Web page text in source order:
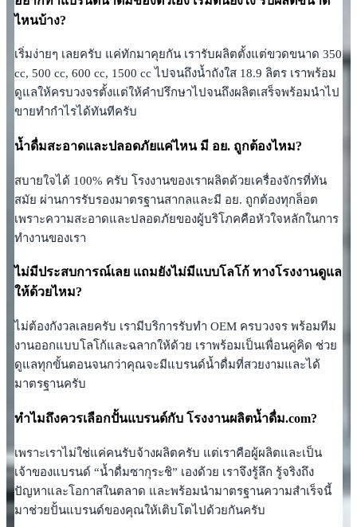
ไหนบ้าง?
เริ่มง่ายๆ เลยครับ แค่ทักมาคุยกัน เรารับผลิตตั้งแต่ขวดขนาด 350
cc, 500 cc, 600 cc, 1500 cc ไปจนถึงน้ำถังใส 18.9 ลิตร เราพร้อม
ดูแลให้ครบวงจรตั้งแต่ให้คำปรึกษาไปจนถึงผลิตเสร็จพร้อมนำไป
ขายทำกำไรได้ทันทีครับ
น้ำดื่มสะอาดและปลอดภัยแค่ไหน มี อย. ถูกต้องไหม?
สบายใจได้ 100% ครับ โรงงานของเราผลิตด้วยเครื่องจักรที่ทัน
สมัย ผ่านการรับรองมาตรฐานสากลและมี อย. ถูกต้องทุกล็อต
เพราะความสะอาดและปลอดภัยของผู้บริโภคคือหัวใจหลักในการ
ทำงานของเรา
ไม่มีประสบการณ์เลย แถมยังไม่มีแบบโลโก้ ทางโรงงานดูแล
ให้ด้วยไหม?
ไม่ต้องกังวลเลยครับ เรามีบริการรับทำ OEM ครบวงจร พร้อมทีม
งานออกแบบโลโก้และฉลากให้ด้วย เราพร้อมเป็นเพื่อนคู่คิด ช่วย
ดูแลทุกขั้นตอนจนกว่าคุณจะมีแบรนด์น้ำดื่มที่สวยงามและได้
มาตรฐานครับ
ทำไมถึงควรเลือกปั้นแบรนด์กับ โรงงานผลิตน้ำดื่ม.com?
เพราะเราไม่ใช่แค่คนรับจ้างผลิตครับ แต่เราคือผู้ผลิตและเป็น
เจ้าของแบรนด์ “น้ำดื่มซากุระชิ” เองด้วย เราจึงรู้ลึก รู้จริงถึง
ปัญหาและโอกาสในตลาด และพร้อมนำมาตรฐานความสำเร็จนี้
มาช่วยปั้นแบรนด์ของคุณให้เติบโตไปด้วยกันครับ